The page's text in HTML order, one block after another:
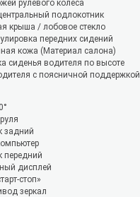
рулевого колеса
подлокотник
крыша / лобовое стекло
передних сидений
кожа (Материал салона)
сиденья водителя по высоте
с поясничной поддержкой
задний
передний
дисплей
стоп»
зеркал